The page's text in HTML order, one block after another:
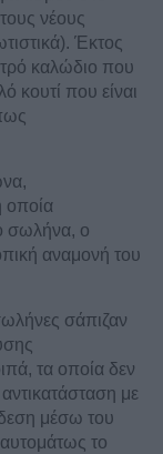
νέους
Έκτος
καλώδιο που
κουτί που είναι
οποία
σωλήνα, ο
αναμονή του
σάπιζαν
τα οποία δεν
με
μέσω του
το